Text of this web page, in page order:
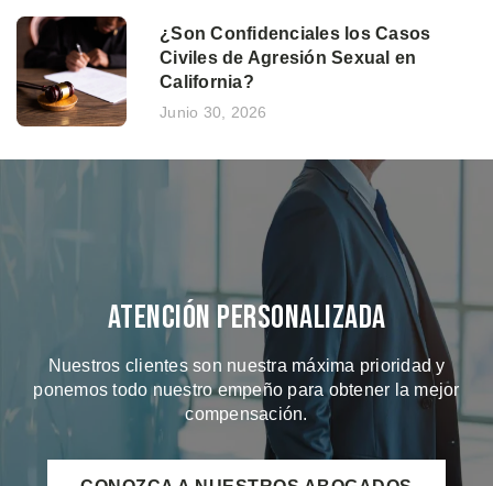
¿Son Confidenciales los Casos
Civiles de Agresión Sexual en
California?
Junio 30, 2026
Atención Personalizada
Nuestros clientes son nuestra máxima prioridad y
ponemos todo nuestro empeño para obtener la mejor
compensación.